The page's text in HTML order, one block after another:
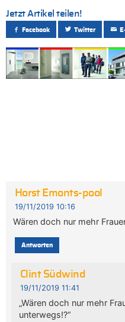
Jetzt Artikel teilen!
Facebook Twitter
Horst Emonts-pool
19/11/2019 10:16
Wären doch nur mehr
Antworten
Clint Südwind
19/11/2019 11:41
„Wären doch nur mehr
unterwegs!?“